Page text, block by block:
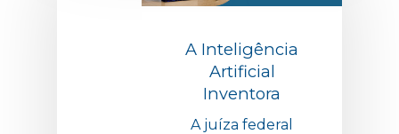
A Inteligência
Artificial
Inventora
A juíza federal